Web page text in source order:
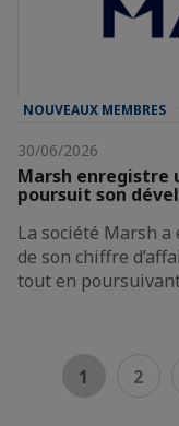
NOUVEAUX MEMBRES
30/06/2026
Marsh enregistre
poursuit son
La société Marsh a
de son chiffre
tout en
1 2